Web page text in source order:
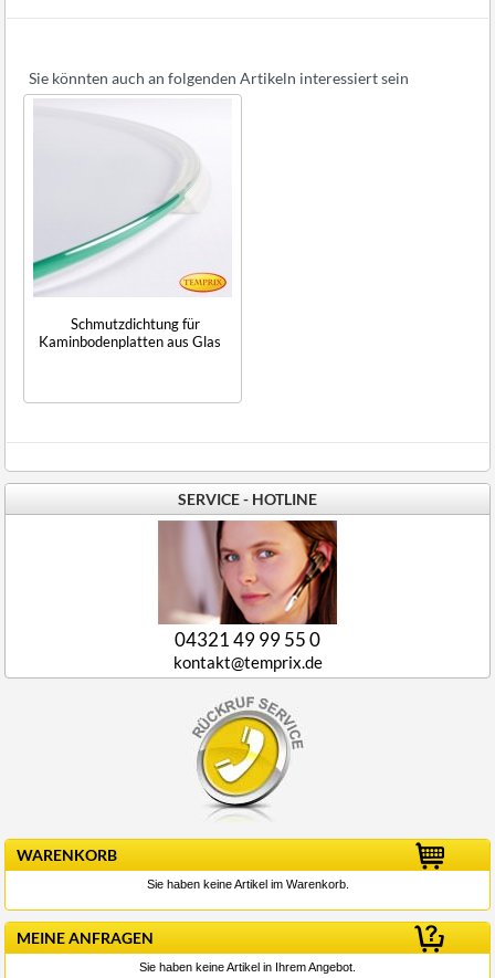
Sie könnten auch an folgenden Artikeln interessiert sein
Schmutzdichtung für
Kaminbodenplatten aus Glas
SERVICE - HOTLINE
04321 49 99 55 0
kontakt@temprix.de
WARENKORB
Sie haben keine Artikel im Warenkorb.
MEINE ANFRAGEN
Sie haben keine Artikel in Ihrem Angebot.